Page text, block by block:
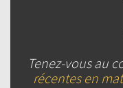
Tenez-vous au
récentes en